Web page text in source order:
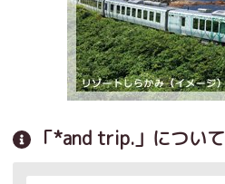
「*and trip.」について